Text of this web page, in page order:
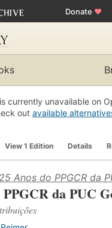
Donate ♥
currently unavailable on
out available
View 1 Edition Details
Anos do PPGCR da
da PUC